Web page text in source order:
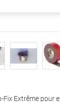
Extrême pour